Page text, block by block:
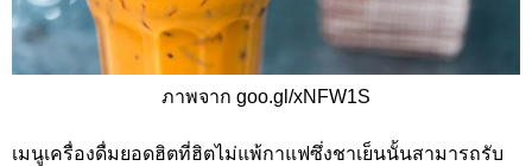
ภาพจาก goo.gl/xNFW1S
เมนูเครื่องดื่มยอดฮิตที่ฮิตไม่แพ้กาแฟซึ่งชาเย็นนั้นสามารถรับ